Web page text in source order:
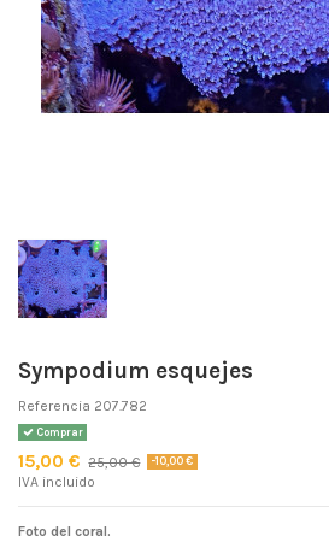
Sympodium esquejes
Referencia 207.782
Comprar
15,00 € 25,00 € -10,00 €
IVA incluido
Foto del coral.